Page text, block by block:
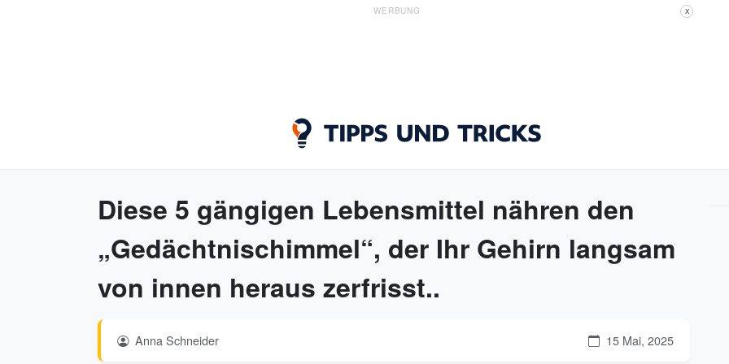
WERBUNG X
Diese 5 gängigen Lebensmittel nähren den
„Gedächtnischimmel“, der Ihr Gehirn langsam
von innen heraus zerfrisst..
Anna Schneider 15 Mai, 2025